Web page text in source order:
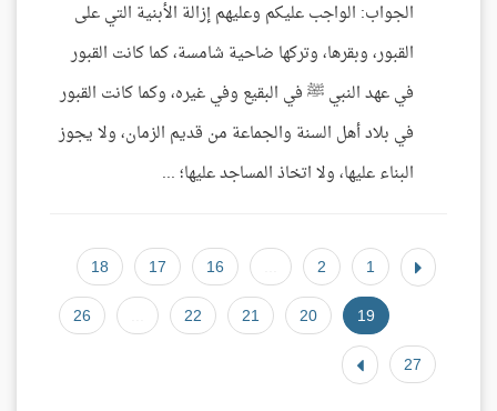
الجواب: الواجب عليكم وعليهم إزالة الأبنية التي على
القبور، وبقرها، وتركها ضاحية شامسة، كما كانت القبور
في عهد النبي ﷺ في البقيع وفي غيره، وكما كانت القبور
في بلاد أهل السنة والجماعة من قديم الزمان، ولا يجوز
البناء عليها، ولا اتخاذ المساجد عليها؛ ...
1
2
16
17
18
19
20
21
22
26
27